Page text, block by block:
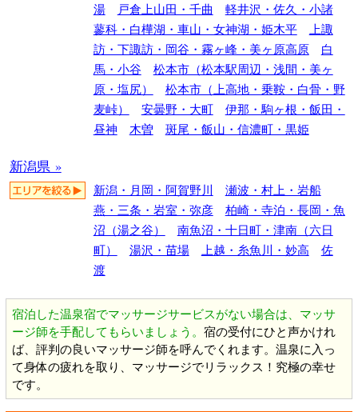
湯
戸倉上山田・千曲
軽井沢・佐久・小諸
蓼科・白樺湖・車山・女神湖・姫木平
上諏
訪・下諏訪・岡谷・霧ヶ峰・美ヶ原高原
白
馬・小谷
松本市（松本駅周辺・浅間・美ヶ
原・塩尻）
松本市（上高地・乗鞍・白骨・野
麦峠）
安曇野・大町
伊那・駒ヶ根・飯田・
昼神
木曽 斑尾・飯山・信濃町・黒姫
新潟県 »
新潟・月岡・阿賀野川
瀬波・村上・岩船
燕・三条・岩室・弥彦
柏崎・寺泊・長岡・魚
沼（湯之谷）
南魚沼・十日町・津南（六日
町）
湯沢・苗場 上越・糸魚川・妙高
佐
渡
宿泊した温泉宿でマッサージサービスがない場合は、マッサ
ージ師を手配してもらいましょう。 宿の受付にひと声かけれ
ば、評判の良いマッサージ師を呼んでくれます。温泉に入っ
て身体の疲れを取り、マッサージでリラックス！究極の幸せ
です。